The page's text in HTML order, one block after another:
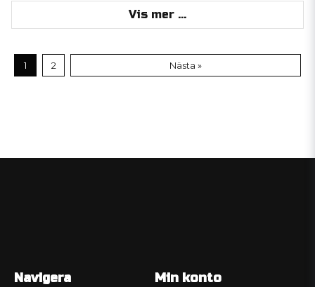
Vis mer ...
1 2 Nästa »
Navigera Min konto